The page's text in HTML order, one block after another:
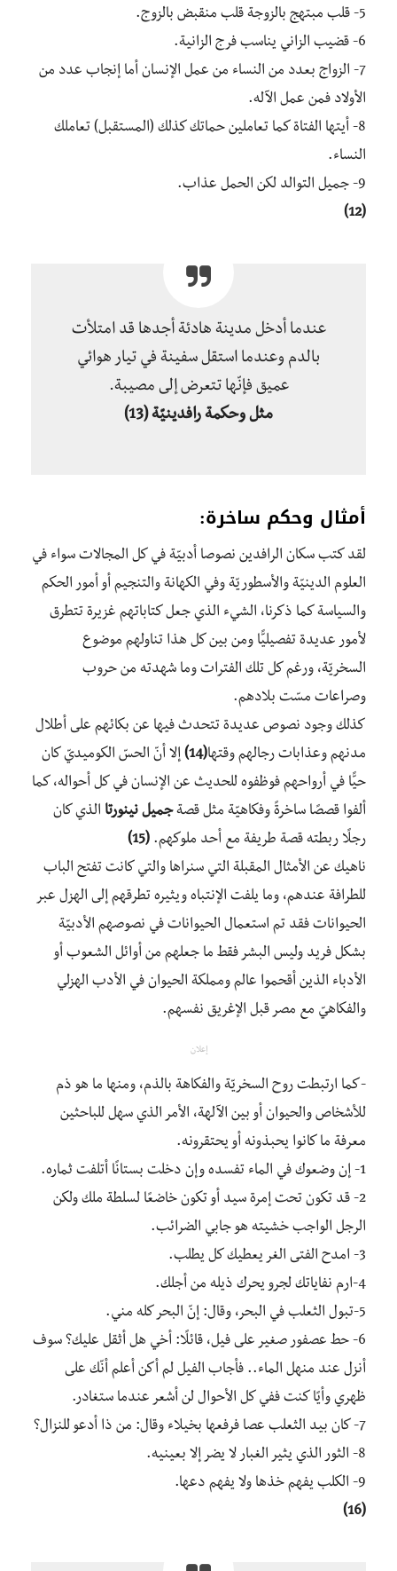
5- قلب مبتهج بالزوجة قلب منقبض بالزوج.
6- قضيب الزاني يناسب فرج الزانية.
7- الزواج بعدد من النساء من عمل الإنسان أما إنجاب عدد من
الأولاد فمن عمل الآله.
8- أيتها الفتاة كما تعاملين حماتك كذلك (المستقبل) تعاملك
النساء.
9- جميل التوالد لكن الحمل عذاب.
(12)
عندما أدخل مدينة هادئة أجدها قد امتلأت
بالدم وعندما استقل سفينة في تيار هوائي
عميق فإنّها تتعرض إلى مصيبة.
مثل وحكمة رافدينيّة(13)
أمثال وحكم ساخرة:
لقد كتب سكان الرافدين نصوصا أدبيّة في كل المجالات سواء في
العلوم الدينيّة والأسطوريّة وفي الكهانة والتنجيم أو أمور الحكم
والسياسة كما ذكرنا، الشيء الذي جعل كتاباتهم غزيرة تتطرق
لأمور عديدة تفصيليًّا ومن بين كل هذا تناولهم موضوع
السخريّة، ورغم كل تلك الفترات وما شهدته من حروب
وصراعات مسّت بلادهم.
كذلك وجود نصوص عديدة تتحدث فيها عن بكائهم على أطلال
مدنهم وعذابات رجالهم وقتها(14)
إلا أنّ الحسّ الكوميديّ كان
حيًّا في أرواحهم فوظفوه للحديث عن الإنسان في كل أحواله، كما
ألفوا قصصًا ساخرةً وفكاهيّة مثل قصةجميل نينورتا الذي كان
رجلًا ربطته قصة طريفة مع أحد ملوكهم. (15)
ناهيك عن الأمثال المقبلة التي سنراها والتي كانت تفتح الباب
للطرافة عندهم، وما يلفت الإنتباه ويثيره تطرقهم إلى الهزل عبر
الحيوانات فقد تم استعمال الحيوانات في نصوصهم الأدبيّة
بشكل فريد وليس البشر فقط ما جعلهم من أوائل الشعوب أو
الأدباء الذين أقحموا عالم ومملكة الحيوان في الأدب الهزلي
والفكاهيّ مع مصر قبل الإغريق نفسهم.
إعلان
-كما ارتبطت روح السخريّة والفكاهة بالذم، ومنها ما هو ذم
للأشخاص والحيوان أو بين الآلهة، الأمر الذي سهل للباحثين
معرفة ما كانوا يحبذونه أو يحتقرونه.
1- إن وضعوك في الماء تفسده وإن دخلت بستانًا أتلفت ثماره.
2- قد تكون تحت إمرة سيد أو تكون خاضعًا لسلطة ملك ولكن
الرجل الواجب خشيته هو جابي الضرائب.
3- امدح الفتى الغر يعطيك كل يطلب.
4-ارم نفاياتك لجرو يحرك ذيله من أجلك.
5-تبول الثعلب في البحر، وقال: إنّ البحر كله مني.
6- حط عصفور صغير على فيل، قائلًا: أخي هل أثقل عليك؟ سوف
أنزل عند منهل الماء.. فأجاب الفيل لم أكن أعلم أنّك على
ظهري وأيًا كنت ففي كل الأحوال لن أشعر عندما ستغادر.
7- كان بيد الثعلب عصا فرفعها بخيلاء وقال: من ذا أدعو للنزال؟
8- الثور الذي يثير الغبار لا يضر إلا بعينيه.
9- الكلب يفهم خذها ولا يفهم دعها.
(16)